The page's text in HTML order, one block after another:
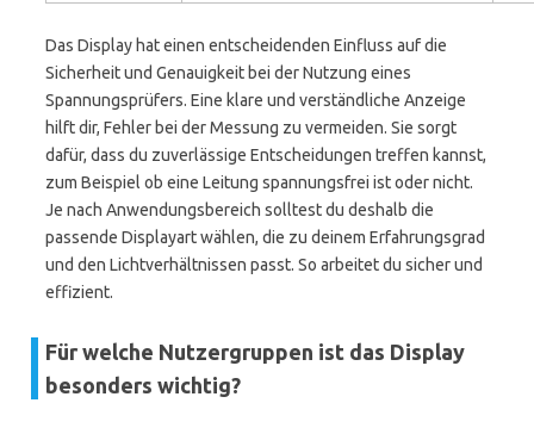
Das Display hat einen entscheidenden Einfluss auf die
Sicherheit und Genauigkeit bei der Nutzung eines
Spannungsprüfers. Eine klare und verständliche Anzeige
hilft dir, Fehler bei der Messung zu vermeiden. Sie sorgt
dafür, dass du zuverlässige Entscheidungen treffen kannst,
zum Beispiel ob eine Leitung spannungsfrei ist oder nicht.
Je nach Anwendungsbereich solltest du deshalb die
passende Displayart wählen, die zu deinem Erfahrungsgrad
und den Lichtverhältnissen passt. So arbeitet du sicher und
effizient.
Für welche Nutzergruppen ist das Display
besonders wichtig?